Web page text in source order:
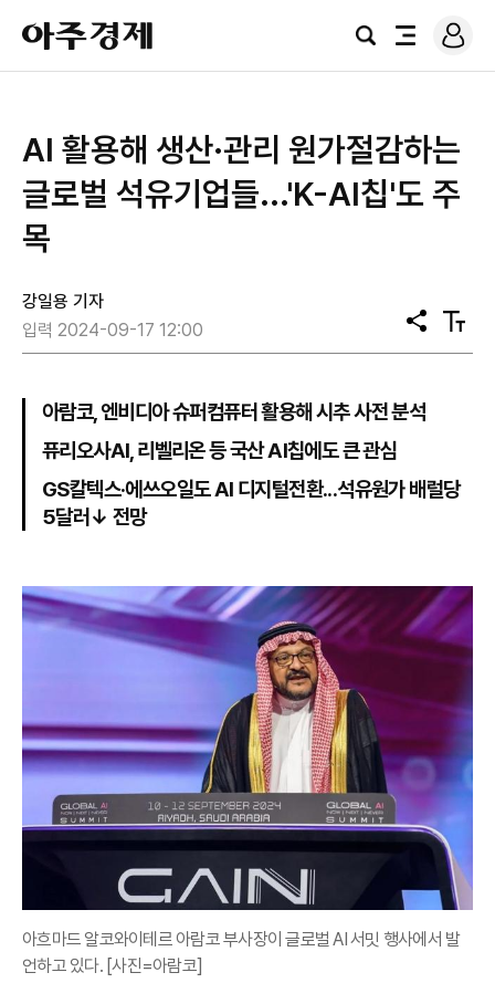
아
주
경
검
전
로
그
AI 활용해 생산·관리 원가절감하는
글로벌 석유기업들...'K-AI칩'도 주
목
강일용 기자
입력 2024-09-17 12:00
공
유
텍
스
아람코, 엔비디아 슈퍼컴퓨터 활용해 시추 사전 분석
퓨리오사AI, 리벨리온 등 국산 AI칩에도 큰 관심
GS칼텍스·에쓰오일도 AI 디지털전환...석유원가 배럴당
5달러↓ 전망
아흐마드 알코와이테르 아람코 부사장이 글로벌 AI 서밋 행사에서 발
언하고 있다. [사진=아람코]